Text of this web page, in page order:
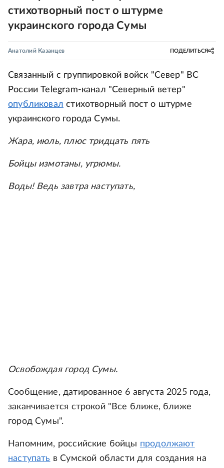
стихотворный пост о штурме
украинского города Сумы
Анатолий Казанцев ПОДЕЛИТЬСЯ
Связанный с группировкой войск "Север" ВС
России Telegram-канал "Северный ветер"
опубликовал стихотворный пост о штурме
украинского города Сумы.
Жара, июль, плюс тридцать пять
Бойцы измотаны, угрюмы.
Воды! Ведь завтра наступать,
Освобождая город Сумы.
Сообщение, датированное 6 августа 2025 года,
заканчивается строкой "Все ближе, ближе
город Сумы".
Напомним, российские бойцы продолжают
наступать в Сумской области для создания на